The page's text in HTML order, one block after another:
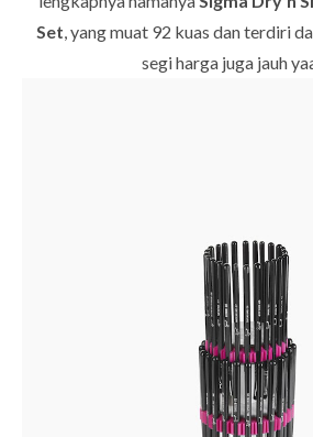
Set, yang muat 92 kuas dan terdiri
segi harga juga jauh